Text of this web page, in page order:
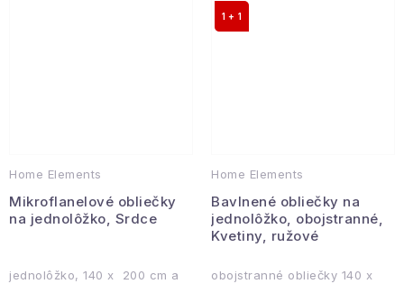
Home Elements
Mikroflanelové obliečky
na jednolôžko, Srdce
jednolôžko, 140 x 200 cm a
Home Elements
Bavlnené obliečky na
jednolôžko, obojstranné,
Kvetiny, ružové
1 + 1
obojstranné obliečky 140 x